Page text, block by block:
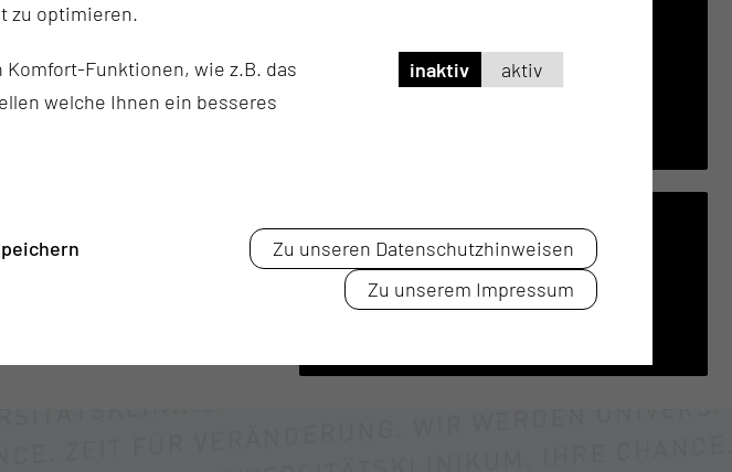
EN­DO­SKO­PIE
Tel.:+49 355 46 2585
zu optimieren.
Funktionen, wie z.B. das
welche Ihnen ein besseres
inaktiv aktiv
Zu unseren Datenschutzhinweisen
Zu unserem Impressum